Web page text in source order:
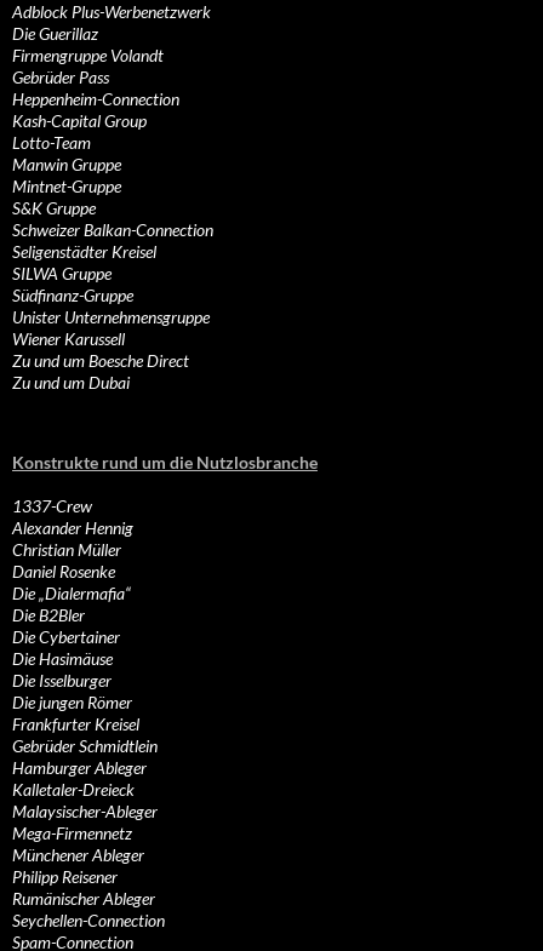
Adblock Plus-Werbenetzwerk
Die Guerillaz
Firmengruppe Volandt
Gebrüder Pass
Heppenheim-Connection
Kash-Capital Group
Lotto-Team
Manwin Gruppe
Mintnet-Gruppe
S&K Gruppe
Schweizer Balkan-Connection
Seligenstädter Kreisel
SILWA Gruppe
Südfinanz-Gruppe
Unister Unternehmensgruppe
Wiener Karussell
Zu und um Boesche Direct
Zu und um Dubai
Konstrukte rund um die Nutzlosbranche
1337-Crew
Alexander Hennig
Christian Müller
Daniel Rosenke
Die „Dialermafia“
Die B2Bler
Die Cybertainer
Die Hasimäuse
Die Isselburger
Die jungen Römer
Frankfurter Kreisel
Gebrüder Schmidtlein
Hamburger Ableger
Kalletaler-Dreieck
Malaysischer-Ableger
Mega-Firmennetz
Münchener Ableger
Philipp Reisener
Rumänischer Ableger
Seychellen-Connection
Spam-Connection